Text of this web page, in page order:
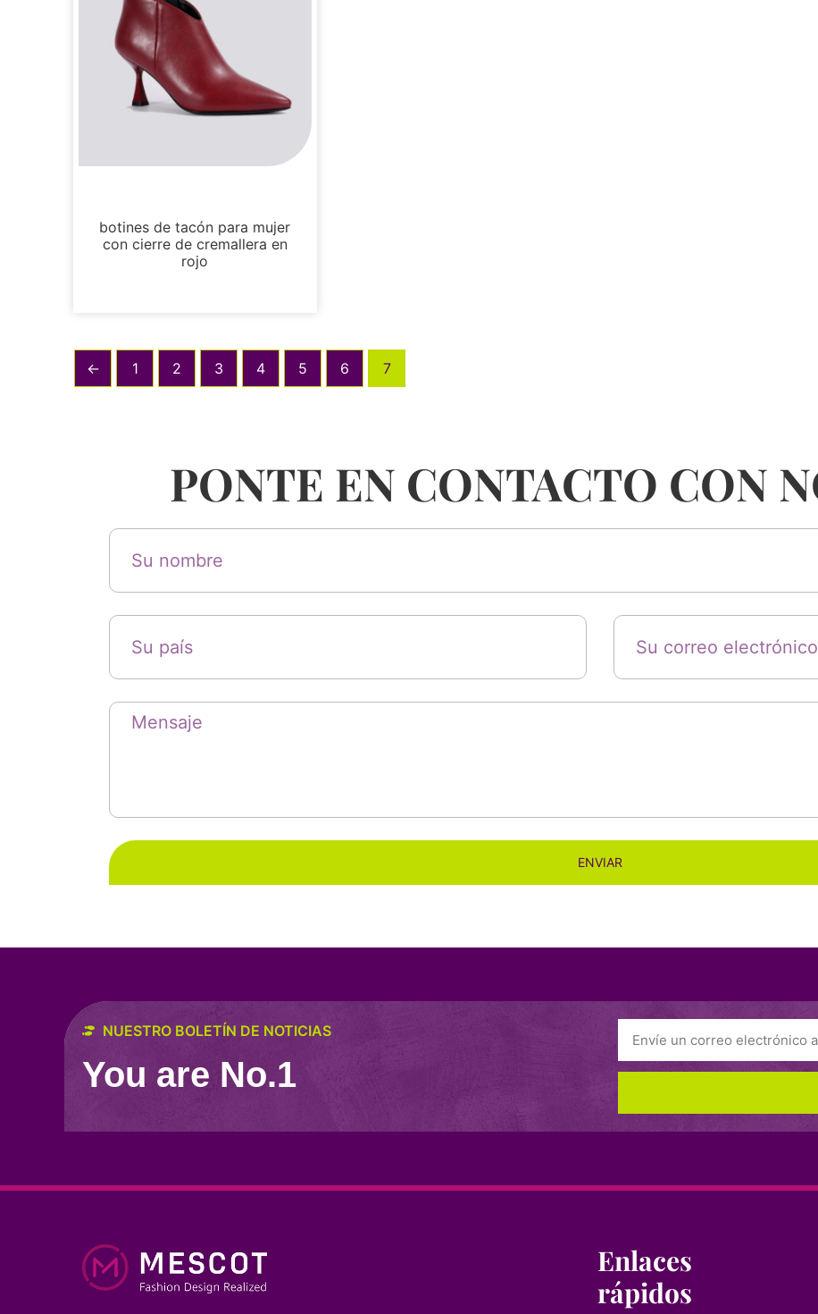
botines de tacón para mujer
con cierre de cremallera en
rojo
← 1 2 3 4 5 6 7
PONTE EN CONTACTO CON
ENVIAR
NUESTRO BOLETÍN DE NOTICIAS
You are No.1
Enlaces
rápidos